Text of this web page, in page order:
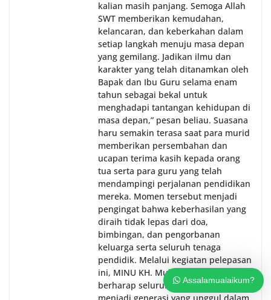
Assalamualaikum?
kalian masih panjang. Semoga Allah
SWT memberikan kemudahan,
kelancaran, dan keberkahan dalam
setiap langkah menuju masa depan
yang gemilang. Jadikan ilmu dan
karakter yang telah ditanamkan oleh
Bapak dan Ibu Guru selama enam
tahun sebagai bekal untuk
menghadapi tantangan kehidupan di
masa depan,” pesan beliau. Suasana
haru semakin terasa saat para murid
memberikan persembahan dan
ucapan terima kasih kepada orang
tua serta para guru yang telah
mendampingi perjalanan pendidikan
mereka. Momen tersebut menjadi
pengingat bahwa keberhasilan yang
diraih tidak lepas dari doa,
bimbingan, dan pengorbanan
keluarga serta seluruh tenaga
pendidik. Melalui kegiatan pelepasan
ini, MINU KH. Mukmin Sidoarjo
berharap seluruh lulusan mampu